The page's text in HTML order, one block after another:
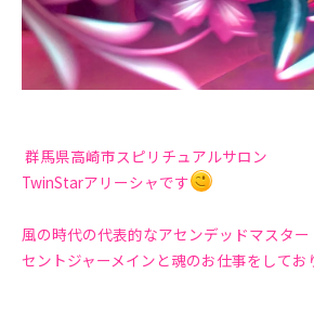
群馬県高崎市スピリチュアルサロン
TwinStarアリーシャです
風の時代の代表的なアセンデッドマスター
セントジャーメインと魂のお仕事をしてお